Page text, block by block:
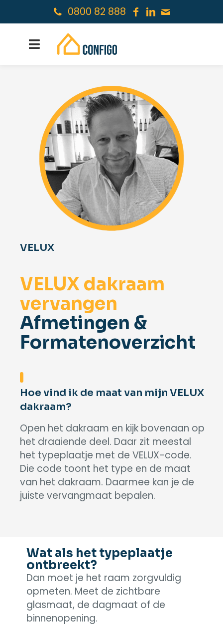
0800 82 888
VELUX
VELUX dakraam
vervangen
Afmetingen &
Formatenoverzicht
Hoe vind ik de maat van mijn VELUX
dakraam?
Open het dakraam en kijk bovenaan op
het draaiende deel. Daar zit meestal
het typeplaatje met de VELUX-code.
Die code toont het type en de maat
van het dakraam. Daarmee kan je de
juiste vervangmaat bepalen.
Wat als het typeplaatje
ontbreekt?
Dan moet je het raam zorgvuldig
opmeten. Meet de zichtbare
glasmaat, de dagmaat of de
binnenopening.